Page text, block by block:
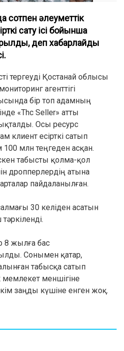
сотпен әлеуметтік
сату ісі бойынша
деп хабарлайды
тергеуді Қостанай облысы
агенттігі
бір топ адамның
«Thс Seller» атты
Осы ресурс
клиент есірткі сатып
млн теңгеден асқан.
табысты қолма-қол
дропперлердің атына
пайдаланылған.
30 келіден асатын
8 жылға бас
Сонымен қатар,
табысқа сатып
мемлекет меншігіне
заңды күшіне енген жоқ.